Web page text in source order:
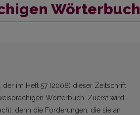
Wörterbuch
im Heft 57 (2008) dieser Zeitschrift
Wörterbuch. Zuerst wird
denn die Forderungen, die sie an